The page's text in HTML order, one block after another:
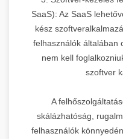
SaaS): Az SaaS
kész
felhasználók általában
nem kell
szoftver
A
skálázhatóság,
felhasználók